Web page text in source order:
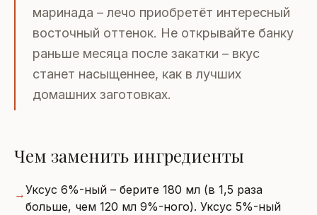
маринада – лечо приобретёт интересный
восточный оттенок. Не открывайте банку
раньше месяца после закатки – вкус
станет насыщеннее, как в лучших
домашних заготовках.
Чем заменить ингредиенты
→Уксус 6%-ный – берите 180 мл (в 1,5 раза
больше, чем 120 мл 9%-ного). Уксус 5%-ный